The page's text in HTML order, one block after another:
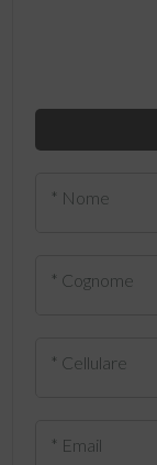
* Nome
* Cognome
* Cellulare
* Email